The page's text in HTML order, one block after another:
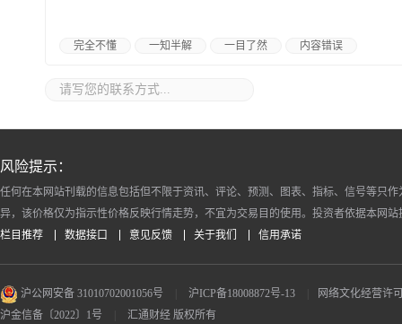
完全不懂 一知半解 一目了然 内容错误
风险提示：
任何在本网站刊载的信息包括但不限于资讯、评论、预测、图表、指标、信号等只
异，该价格仅为指示性价格反映行情走势，不宜为交易目的使用。投资者依据本网
栏目推荐
数据接口 意见反馈 关于我们 信用承诺
沪公网安备 31010702001056号 沪ICP备18008872号-13
网络文化经营许
沪金信备〔2022〕1号
汇通财经 版权所有